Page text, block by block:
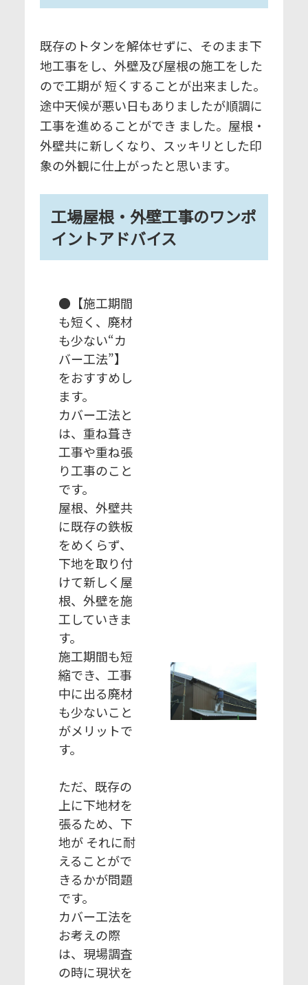
既存のトタンを解体せずに、そのまま下
地工事をし、外壁及び屋根の施工をした
ので工期が 短くすることが出来ました。
途中天候が悪い日もありましたが順調に
工事を進めることができ ました。屋根・
外壁共に新しくなり、スッキリとした印
象の外観に仕上がったと思います。
工場屋根・外壁工事のワンポ
イントアドバイス
●【施工期間
も短く、廃材
も少ない“カ
バー工法”】
をおすすめし
ます。
カバー工法と
は、重ね葺き
工事や重ね張
り工事のこと
です。
屋根、外壁共
に既存の鉄板
をめくらず、
下地を取り付
けて新しく屋
根、外壁を施
工していきま
す。
施工期間も短
縮でき、工事
中に出る廃材
も少ないこと
がメリットで
す。
ただ、既存の
上に下地材を
張るため、下
地が それに耐
えることがで
きるかが問題
です。
カバー工法を
お考えの際
は、現場調査
の時に現状を